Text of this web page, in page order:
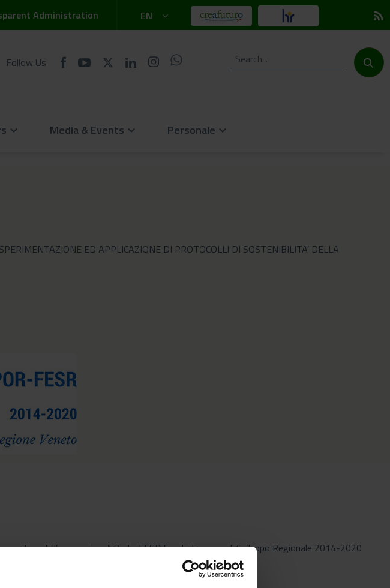
Administration EN rss_feed
Follow Us
keyboard_arrow_down Media & Events keyboard_arrow_down Personale keyboard_arrow_down
ED APPLICAZIONE DI PROTOCOLLI DI SOSTENIBILITA’ DELLA
e dell’occupazione” Parte FESR Fondo Europeo di Sviluppo Regionale 2014-2020
di nuovi prodotti e servizi.